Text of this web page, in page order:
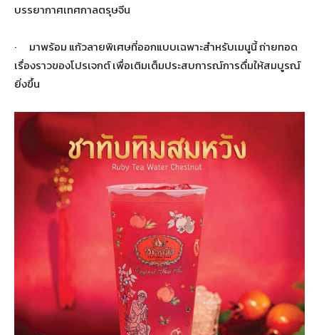
บรรยากาศเทศกาลตรุษจีน
· มาพร้อม แก้วลายพิเศษที่ออกแบบเฉพาะสำหรับเมนูนี้ ถ่ายทอด
เรื่องราวของโปรเจกต์ เพื่อเติมเต็มประสบการณ์การดื่มให้สมบูรณ์
ยิ่งขึ้น